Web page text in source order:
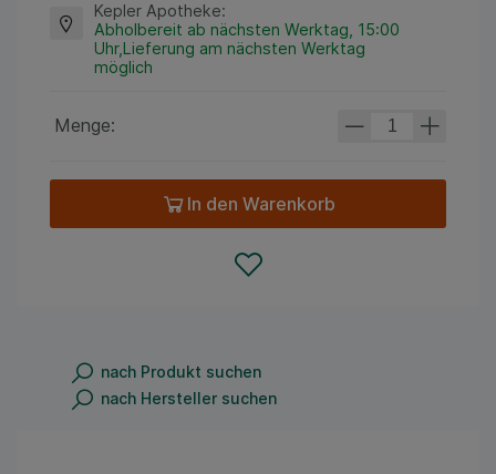
Kepler Apotheke:
Abholbereit ab nächsten Werktag, 15:00
Uhr,Lieferung am nächsten Werktag
möglich
Menge:
In den Warenkorb
nach Produkt suchen
nach Hersteller suchen